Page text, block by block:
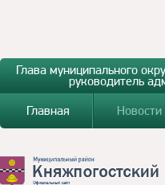
Глава муниципального
руководитель
Главная
Новости